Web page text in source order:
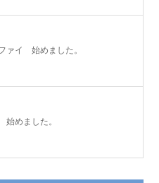
ァイ 始めました。
めました。